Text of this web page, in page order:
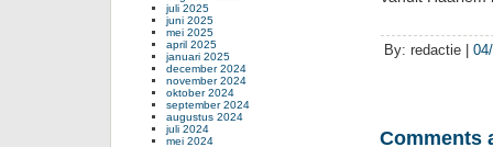
By: redactie |
Comments
juli 2025
juni 2025
mei 2025
april 2025
januari 2025
december 2024
november 2024
oktober 2024
september 2024
augustus 2024
juli 2024
mei 2024